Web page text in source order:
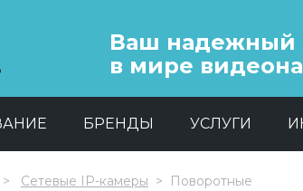
Ваш надежный
в мире
БРЕНДЫ УСЛУГИ
Сетевые IP-камеры Поворотные